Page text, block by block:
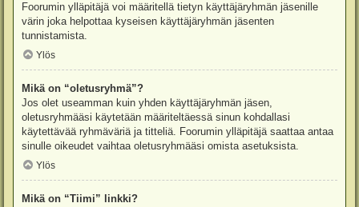
Foorumin ylläpitäjä voi määritellä tietyn käyttäjäryhmän jäsenille
värin joka helpottaa kyseisen käyttäjäryhmän jäsenten
tunnistamista.
Ylös
Mikä on “oletusryhmä”?
Jos olet useamman kuin yhden käyttäjäryhmän jäsen,
oletusryhmääsi käytetään määriteltäessä sinun kohdallasi
käytettävää ryhmäväriä ja titteliä. Foorumin ylläpitäjä saattaa antaa
sinulle oikeudet vaihtaa oletusryhmääsi omista asetuksista.
Ylös
Mikä on “Tiimi” linkki?